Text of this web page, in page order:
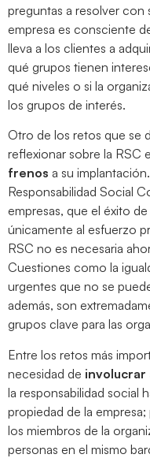
preguntas a resolver con
empresa es consciente
lleva a los clientes a
qué grupos tienen
qué niveles o si la
los grupos de interés.
Otro de los retos que se
reflexionar sobre la RSC
frenos a su
Responsabilidad Social
empresas, que el éxito
únicamente al esfuerzo
RSC no es necesaria
Cuestiones como la
urgentes que no se
además, son
grupos clave para las
Entre los retos más
necesidad de involucrar
la responsabilidad social
propiedad de la
los miembros de la
personas en el mismo